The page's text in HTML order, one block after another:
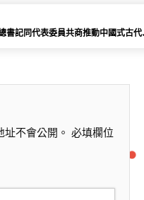
記同代表委員共商推動中國式古代
不會公開。 必填欄位